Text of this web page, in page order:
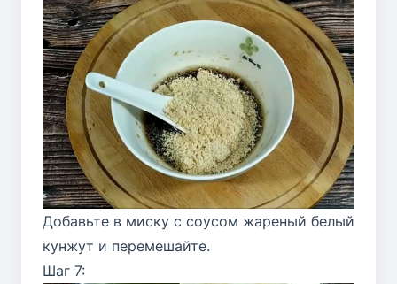
Добавьте в миску с соусом жареный белый
кунжут и перемешайте.
Шаг 7: